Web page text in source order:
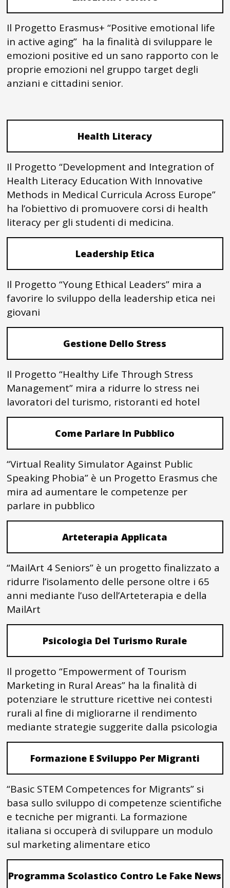
Il Progetto Erasmus+ “Positive emotional life
in active aging” ha la finalità di sviluppare le
emozioni positive ed un sano rapporto con le
proprie emozioni nel gruppo target degli
anziani e cittadini senior.
Health Literacy
Il Progetto “Development and Integration of
Health Literacy Education With Innovative
Methods in Medical Curricula Across Europe”
ha l’obiettivo di promuovere corsi di health
literacy per gli studenti di medicina.
Leadership Etica
Il Progetto “Young Ethical Leaders” mira a
favorire lo sviluppo della leadership etica nei
giovani
Gestione Dello Stress
Il Progetto “Healthy Life Through Stress
Management” mira a ridurre lo stress nei
lavoratori del turismo, ristoranti ed hotel
Come Parlare In Pubblico
“Virtual Reality Simulator Against Public
Speaking Phobia” è un Progetto Erasmus che
mira ad aumentare le competenze per
parlare in pubblico
Arteterapia Applicata
“MailArt 4 Seniors” è un progetto finalizzato a
ridurre l’isolamento delle persone oltre i 65
anni mediante l’uso dell’Arteterapia e della
MailArt
Psicologia Del Turismo Rurale
Il progetto “Empowerment of Tourism
Marketing in Rural Areas” ha la finalità di
potenziare le strutture ricettive nei contesti
rurali al fine di migliorarne il rendimento
mediante strategie suggerite dalla psicologia
Formazione E Sviluppo Per Migranti
“Basic STEM Competences for Migrants” si
basa sullo sviluppo di competenze scientifiche
e tecniche per migranti. La formazione
italiana si occuperà di sviluppare un modulo
sul marketing alimentare etico
Programma Scolastico Contro Le Fake News